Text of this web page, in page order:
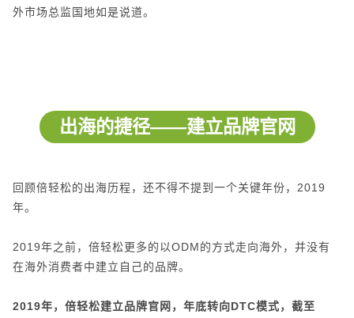
外市场总监国地如是说道。
出海的捷径——建立品牌官网
回顾倍轻松的出海历程，还不得不提到一个关键年份，2019
年。
2019年之前，倍轻松更多的以ODM的方式走向海外，并没有
在海外消费者中建立自己的品牌。
2019年，倍轻松建立品牌官网，年底转向DTC模式，截至